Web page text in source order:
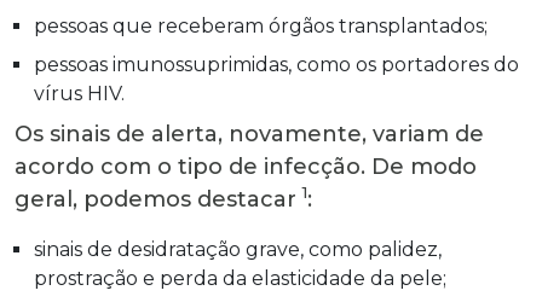
pessoas que receberam órgãos transplantados;
pessoas imunossuprimidas, como os portadores do
vírus HIV.
Os sinais de alerta, novamente, variam de
acordo com o tipo de infecção. De modo
geral, podemos destacar 1:
sinais de desidratação grave, como palidez,
prostração e perda da elasticidade da pele;